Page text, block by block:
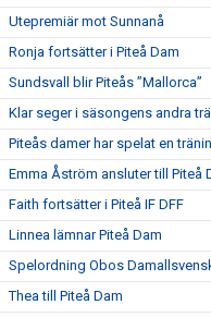
Utepremiär mot Sunnanå
Ronja fortsätter i Piteå Dam
Sundsvall blir Piteås ”Mallorca”
Klar seger i säsongens andra
Piteås damer har spelat en
Emma Åström ansluter till Piteå
Faith fortsätter i Piteå IF DFF
Linnea lämnar Piteå Dam
Spelordning Obos
Thea till Piteå Dam